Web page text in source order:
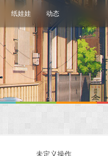
纸娃娃 动态
未定义操作